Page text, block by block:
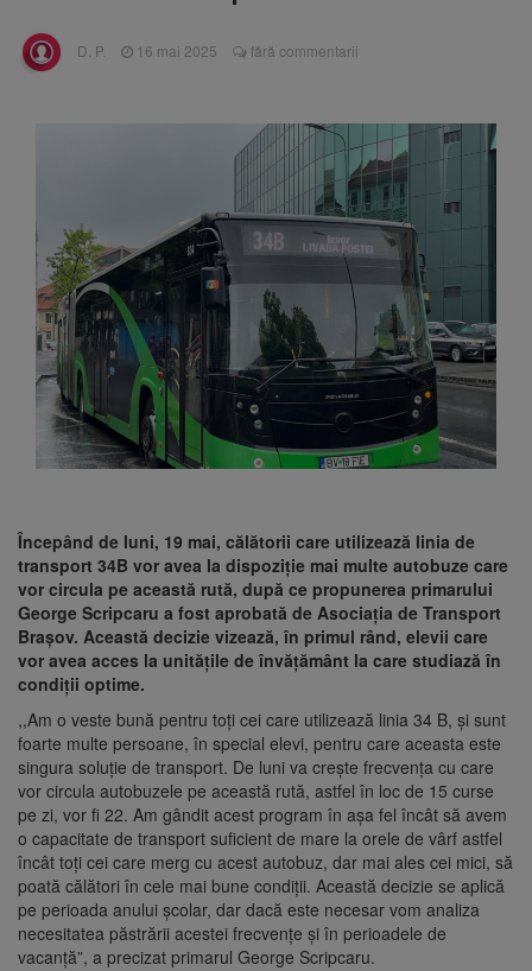
suspeND.ro pentru urmărirea inițiativei de
suspendare a președintelui Nicușor Dan
dosarul lui Călin Georgescu și Horațiu Potra.
Judecătorii decid dacă începe procesul
Strategia națională pentru
biodiversitate 2026-2030, adoptată de Senat.
Proiectul merge la promulgare
D. P. 16 mai 2025 fără commentarii
Începând de luni, 19 mai, călătorii care utilizează linia de
transport 34B vor avea la dispoziție mai multe autobuze care
vor circula pe această rută, după ce propunerea primarului
George Scripcaru a fost aprobată de Asociația de Transport
Brașov. Această decizie vizează, în primul rând, elevii care
vor avea acces la unitățile de învățământ la care studiază în
condiții optime.
,,Am o veste bună pentru toți cei care utilizează linia 34 B, și sunt
foarte multe persoane, în special elevi, pentru care aceasta este
singura soluție de transport. De luni va crește frecvența cu care
vor circula autobuzele pe această rută, astfel în loc de 15 curse
pe zi, vor fi 22. Am gândit acest program în așa fel încât să avem
o capacitate de transport suficient de mare la orele de vârf astfel
încât toți cei care merg cu acest autobuz, dar mai ales cei mici, să
poată călători în cele mai bune condiții. Această decizie se aplică
pe perioada anului școlar, dar dacă este necesar vom analiza
necesitatea păstrării acestei frecvențe și în perioadele de
vacanță”, a precizat primarul George Scripcaru.